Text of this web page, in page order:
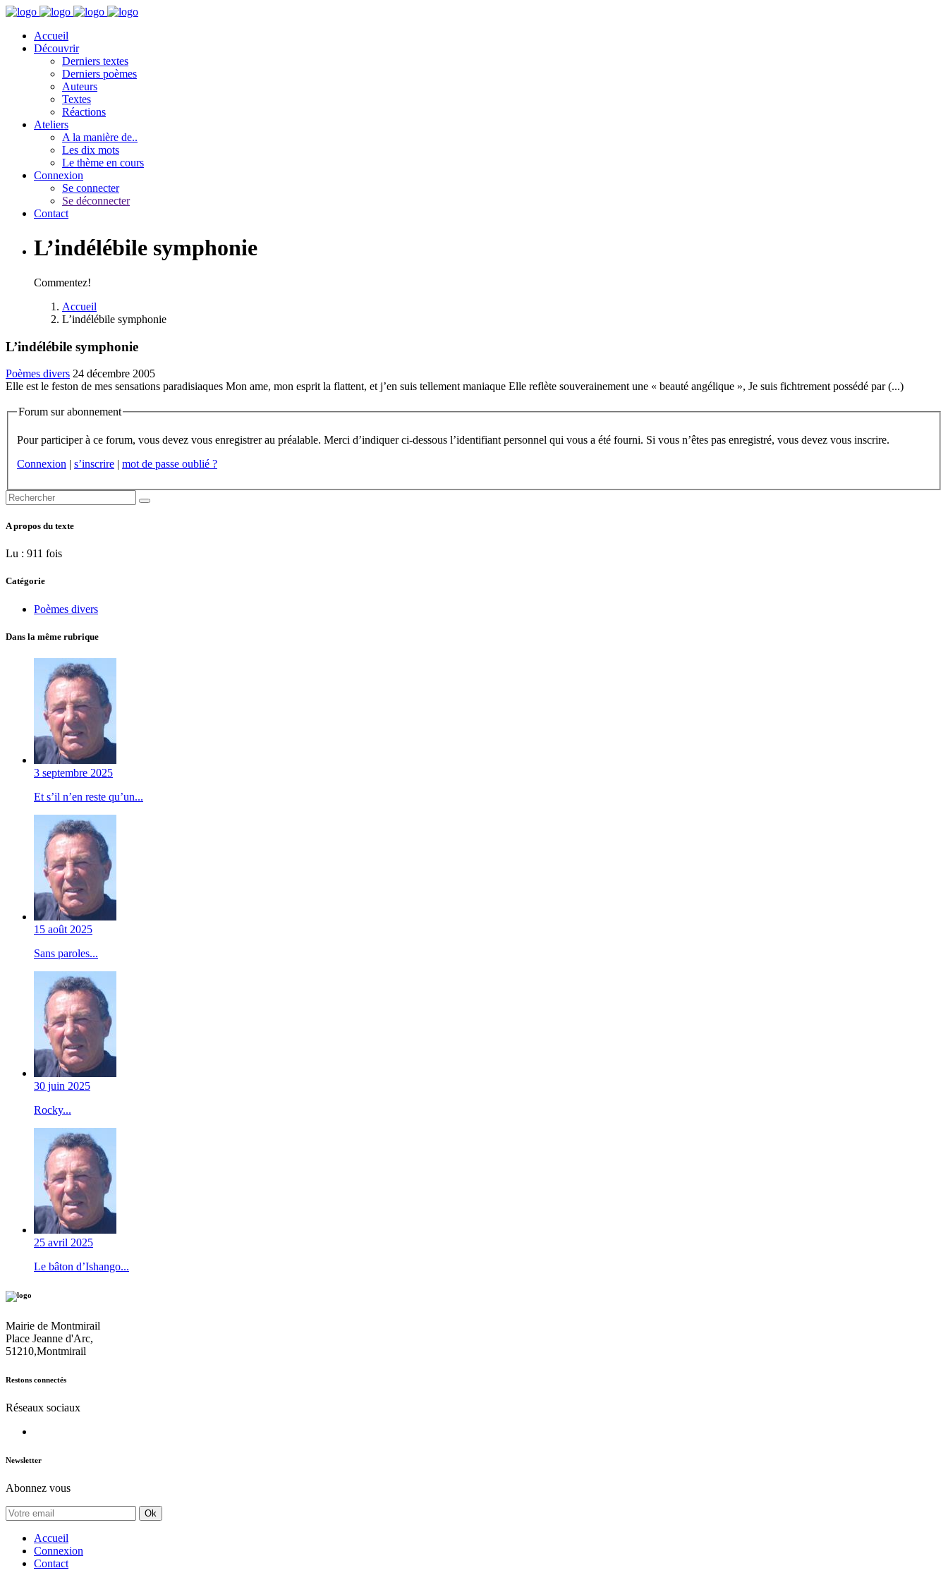
Accueil
Découvrir
Derniers textes
Derniers poèmes
Auteurs
Textes
Réactions
Ateliers
A la manière de..
Les dix mots
Le thème en cours
Connexion
Se connecter
Se déconnecter
Contact
L’indélébile symphonie
Commentez!
Accueil
L’indélébile symphonie
L’indélébile symphonie
Poèmes divers 24 décembre 2005
Elle est le feston de mes sensations paradisiaques Mon ame, mon esprit la flattent, et j’en suis tellement maniaque Elle reflète souverainement une « beauté angélique », Je suis fichtrement possédé par (...)
Forum sur abonnement
Pour participer à ce forum, vous devez vous enregistrer au préalable. Merci d’indiquer ci-dessous l’identifiant personnel qui vous a été fourni. Si vous n’êtes pas enregistré, vous devez vous inscrire.
Connexion | s’inscrire | mot de passe oublié ?
A propos du texte
Lu : 911 fois
Catégorie
Poèmes divers
Dans la même rubrique
3 septembre 2025
Et s’il n’en reste qu’un...
15 août 2025
Sans paroles...
30 juin 2025
Rocky...
25 avril 2025
Le bâton d’Ishango...
Mairie de Montmirail
Place Jeanne d'Arc,
51210,Montmirail
Restons connectés
Réseaux sociaux
Newsletter
Abonnez vous
Ok
Accueil
Connexion
Contact